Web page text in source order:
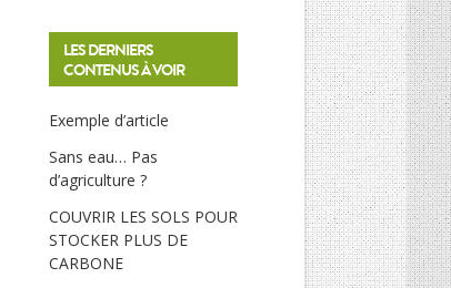
LES DERNIERS
CONTENUS À VOIR
Exemple d’article
Sans eau… Pas
d’agriculture ?
COUVRIR LES SOLS POUR
STOCKER PLUS DE
CARBONE